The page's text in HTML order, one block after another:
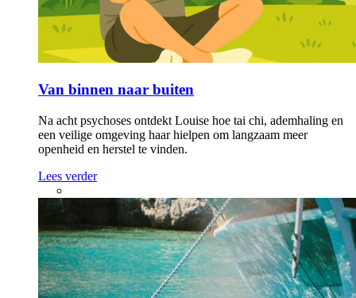
Van binnen naar buiten
Na acht psychoses ontdekt Louise hoe tai chi, ademhaling en
een veilige omgeving haar hielpen om langzaam meer
openheid en herstel te vinden.
Lees verder